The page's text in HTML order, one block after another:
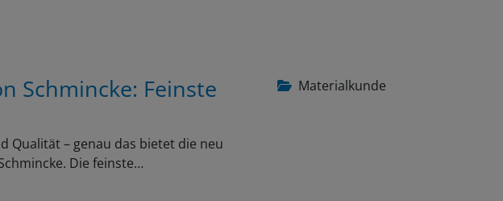
Materialkunde
Schmincke: Feinste
– genau das bietet die neu
Die feinste…